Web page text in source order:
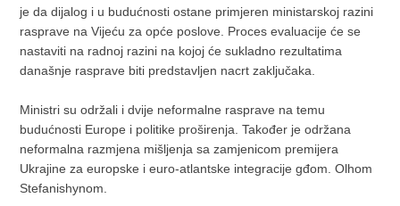
je da dijalog i u budućnosti ostane primjeren ministarskoj razini
rasprave na Vijeću za opće poslove. Proces evaluacije će se
nastaviti na radnoj razini na kojoj će sukladno rezultatima
današnje rasprave biti predstavljen nacrt zaključaka.
Ministri su održali i dvije neformalne rasprave na temu
budućnosti Europe i politike proširenja. Također je održana
neformalna razmjena mišljenja sa zamjenicom premijera
Ukrajine za europske i euro-atlantske integracije gđom. Olhom
Stefanishynom.